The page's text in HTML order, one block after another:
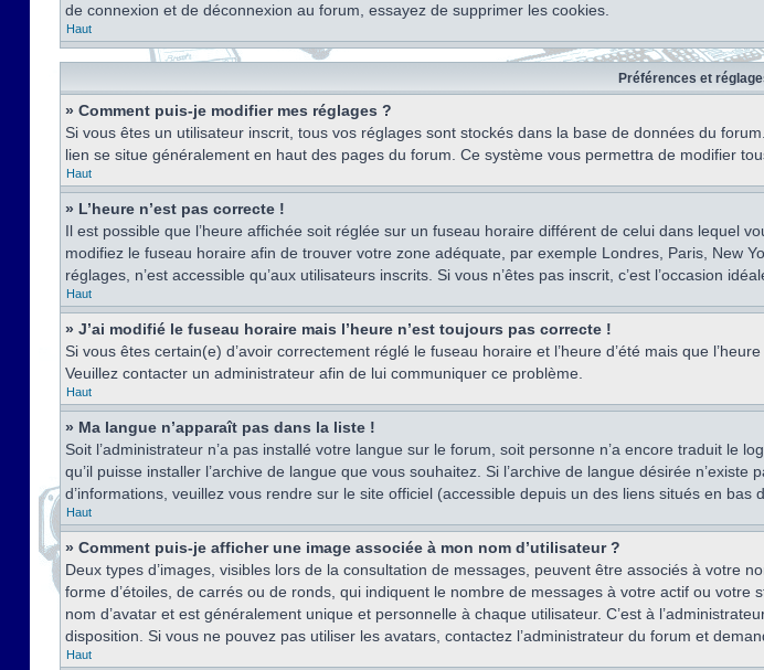
de connexion et de déconnexion au forum, essayez de supprimer les cookies.
Haut
Préférences et
» Comment puis-je modifier mes réglages ?
Si vous êtes un utilisateur inscrit, tous vos réglages sont stockés dans la base de données du
lien se situe généralement en haut des pages du forum. Ce système vous permettra de modifier
Haut
» L’heure n’est pas correcte !
Il est possible que l’heure affichée soit réglée sur un fuseau horaire différent de celui dans lequel
modifiez le fuseau horaire afin de trouver votre zone adéquate, par exemple Londres, Paris, New
réglages, n’est accessible qu’aux utilisateurs inscrits. Si vous n’êtes pas inscrit, c’est l’occasion
Haut
» J’ai modifié le fuseau horaire mais l’heure n’est toujours pas correcte !
Si vous êtes certain(e) d’avoir correctement réglé le fuseau horaire et l’heure d’été mais que
Veuillez contacter un administrateur afin de lui communiquer ce problème.
Haut
» Ma langue n’apparaît pas dans la liste !
Soit l’administrateur n’a pas installé votre langue sur le forum, soit personne n’a encore traduit le
qu’il puisse installer l’archive de langue que vous souhaitez. Si l’archive de langue désirée
d’informations, veuillez vous rendre sur le site officiel (accessible depuis un des liens situés en bas
Haut
» Comment puis-je afficher une image associée à mon nom d’utilisateur ?
Deux types d’images, visibles lors de la consultation de messages, peuvent être associés à votre
forme d’étoiles, de carrés ou de ronds, qui indiquent le nombre de messages à votre actif ou
nom d’avatar et est généralement unique et personnelle à chaque utilisateur. C’est à
disposition. Si vous ne pouvez pas utiliser les avatars, contactez l’administrateur du forum et
Haut